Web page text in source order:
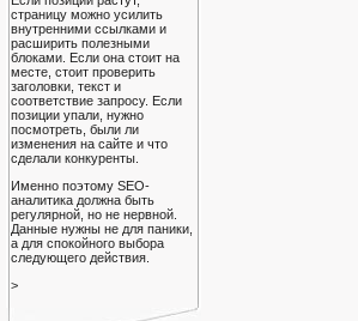
страницу можно усилить
внутренними ссылками и
расширить полезными
блоками. Если она стоит на
месте, стоит проверить
заголовки, текст и
соответствие запросу. Если
позиции упали, нужно
посмотреть, были ли
изменения на сайте и что
сделали конкуренты.
Именно поэтому SEO-
аналитика должна быть
регулярной, но не нервной.
Данные нужны не для паники,
а для спокойного выбора
следующего действия.
>